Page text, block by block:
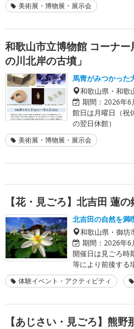
美術展・博物展・展示会
和歌山市立博物館 コーナ
の川北岸の古墳」
馬冑がみつかった
和歌山県・和歌
期間： 2026年
館日は月曜日（祝
の翌日休館）
美術展・博物展・展示会
【花・見ごろ】北吉田 蓮
北吉田の自然を満
和歌山県・御坊
期間： 2026年
開催日は見ごろ時
等により前後する
体験イベント・アクティビティ
【あじさい・見ごろ】熊